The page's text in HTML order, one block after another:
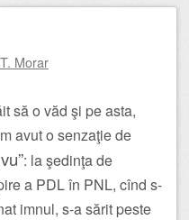
Morar
să o văd şi pe asta,
avut o senzaţie de
: la şedinţa de
a PDL în PNL, cînd s-
imnul, s-a sărit peste